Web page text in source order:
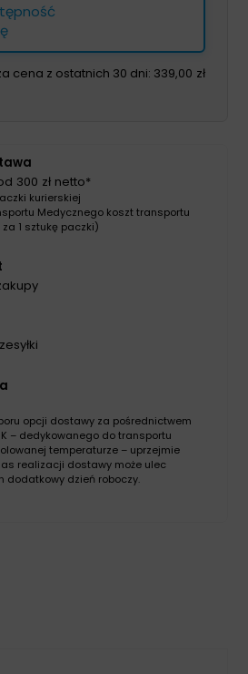
cena z ostatnich 30 dni: 339,00 zł
300 zł netto*
kurierskiej
Medycznego koszt transportu
za 1 sztukę paczki)
opcji dostawy za pośrednictwem
– dedykowanego do transportu
temperaturze – uprzejmie
realizacji dostawy może ulec
dodatkowy dzień roboczy.